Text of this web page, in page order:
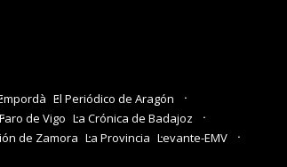
El Periódico de Aragón
Faro de Vigo La Crónica de Badajoz
de Zamora La Provincia Levante-EMV